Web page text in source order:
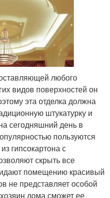
любого
видов поверхностей он
эта отделка должна
штукатурку и
сегодняшний день в
пользуются
гипсокартона с
скрыть все
помещению красивый
не представляет особой
дома сможет ее